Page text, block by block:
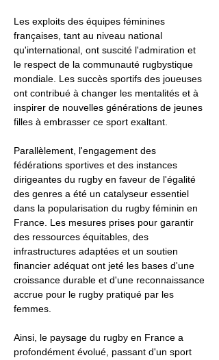
Les exploits des équipes féminines
françaises, tant au niveau national
qu'international, ont suscité l'admiration et
le respect de la communauté rugbystique
mondiale. Les succès sportifs des joueuses
ont contribué à changer les mentalités et à
inspirer de nouvelles générations de jeunes
filles à embrasser ce sport exaltant.
Parallèlement, l'engagement des
fédérations sportives et des instances
dirigeantes du rugby en faveur de l'égalité
des genres a été un catalyseur essentiel
dans la popularisation du rugby féminin en
France. Les mesures prises pour garantir
des ressources équitables, des
infrastructures adaptées et un soutien
financier adéquat ont jeté les bases d'une
croissance durable et d'une reconnaissance
accrue pour le rugby pratiqué par les
femmes.
Ainsi, le paysage du rugby en France a
profondément évolué, passant d'un sport